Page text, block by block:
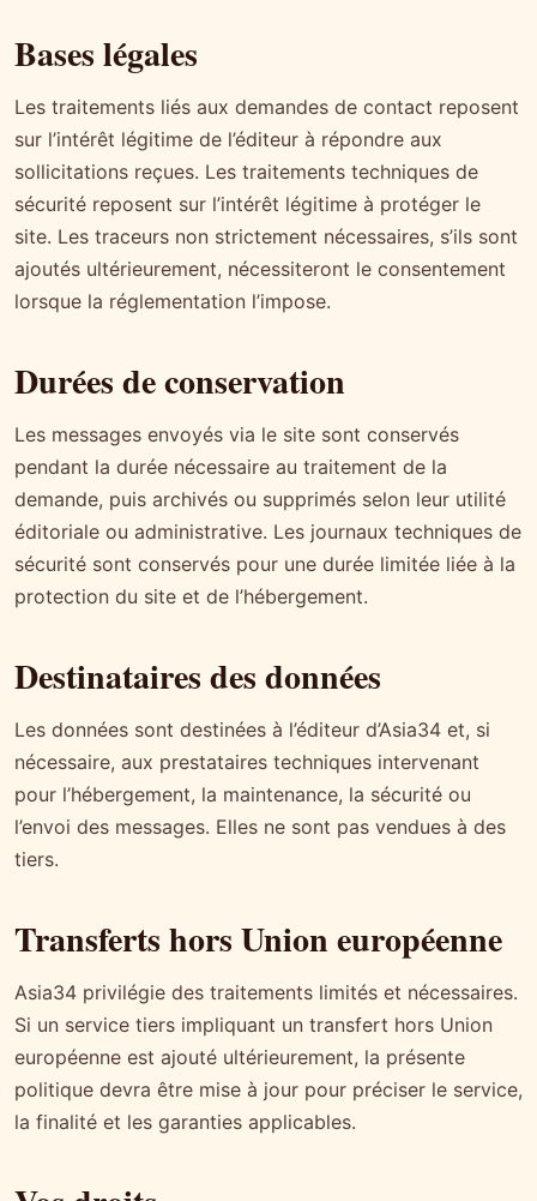
Bases légales
Les traitements liés aux demandes de contact reposent
sur l’intérêt légitime de l’éditeur à répondre aux
sollicitations reçues. Les traitements techniques de
sécurité reposent sur l’intérêt légitime à protéger le
site. Les traceurs non strictement nécessaires, s’ils sont
ajoutés ultérieurement, nécessiteront le consentement
lorsque la réglementation l’impose.
Durées de conservation
Les messages envoyés via le site sont conservés
pendant la durée nécessaire au traitement de la
demande, puis archivés ou supprimés selon leur utilité
éditoriale ou administrative. Les journaux techniques de
sécurité sont conservés pour une durée limitée liée à la
protection du site et de l’hébergement.
Destinataires des données
Les données sont destinées à l’éditeur d’Asia34 et, si
nécessaire, aux prestataires techniques intervenant
pour l’hébergement, la maintenance, la sécurité ou
l’envoi des messages. Elles ne sont pas vendues à des
tiers.
Transferts hors Union européenne
Asia34 privilégie des traitements limités et nécessaires.
Si un service tiers impliquant un transfert hors Union
européenne est ajouté ultérieurement, la présente
politique devra être mise à jour pour préciser le service,
la finalité et les garanties applicables.